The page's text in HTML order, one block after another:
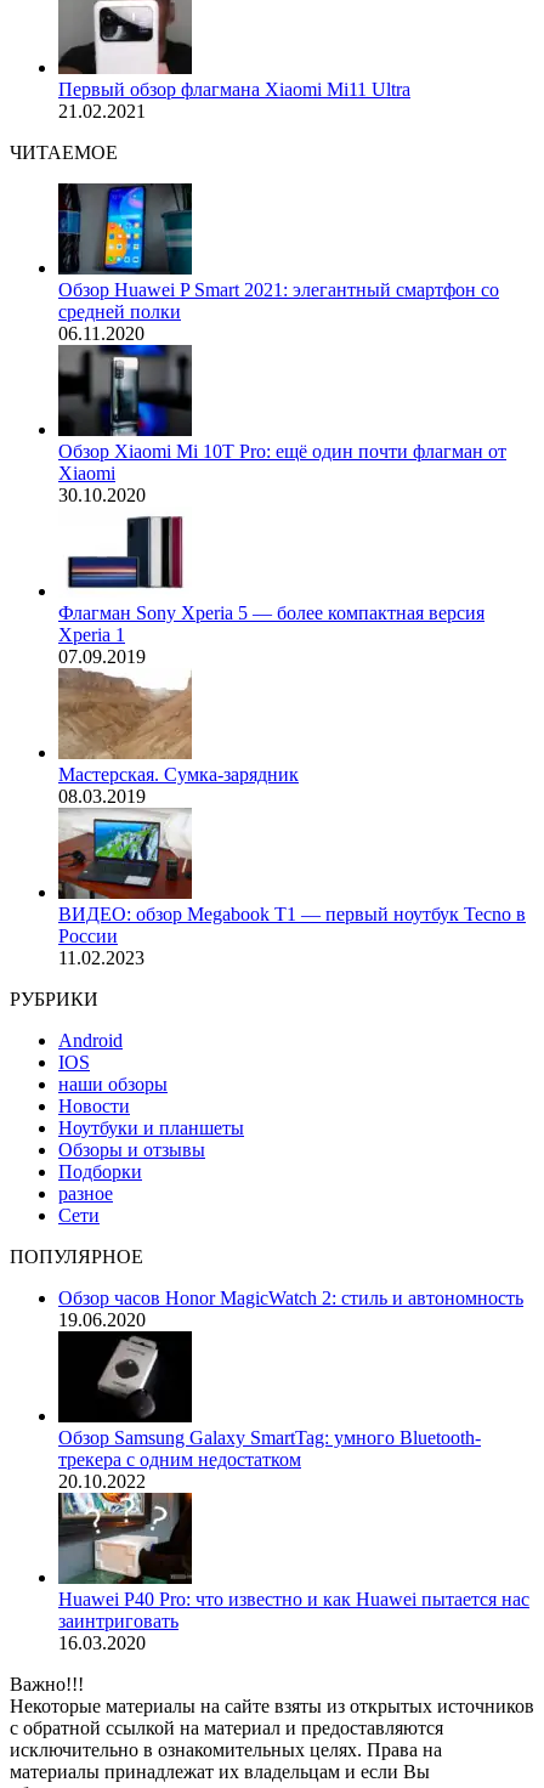
Первый обзор флагмана Xiaomi Mi11 Ultra
21.02.2021
ЧИТАЕМОЕ
Обзор Huawei P Smart 2021: элегантный смартфон со
средней полки
06.11.2020
Обзор Xiaomi Mi 10T Pro: ещё один почти флагман от
Xiaomi
30.10.2020
Флагман Sony Xperia 5 — более компактная версия
Xperia 1
07.09.2019
Мастерская. Сумка-зарядник
08.03.2019
ВИДЕО: обзор Megabook T1 — первый ноутбук Tecno в
России
11.02.2023
РУБРИКИ
Android
IOS
наши обзоры
Новости
Ноутбуки и планшеты
Обзоры и отзывы
Подборки
разное
Сети
ПОПУЛЯРНОЕ
Обзор часов Honor MagicWatch 2: стиль и автономность
19.06.2020
Обзор Samsung Galaxy SmartTag: умного Bluetooth-
трекера с одним недостатком
20.10.2022
Huawei P40 Pro: что известно и как Huawei пытается нас
заинтриговать
16.03.2020
Важно!!!
Некоторые материалы на сайте взяты из открытых источников
с обратной ссылкой на материал и предоставляются
исключительно в ознакомительных целях. Права на
материалы принадлежат их владельцам и если Вы